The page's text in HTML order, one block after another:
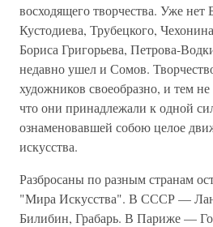
восходящего творчества. Уже нет
Кустодиева, Трубецкого,
Бориса Григорьева, Петрова-
недавно ушел и Сомов.
художников своеобразно, и тем
что они принадлежали к одной
ознаменовавшей собою целое
искусства.
Разбросаны по разным странам
"Мира Искусства". В СССР —
Билибин, Грабарь. В Париже —